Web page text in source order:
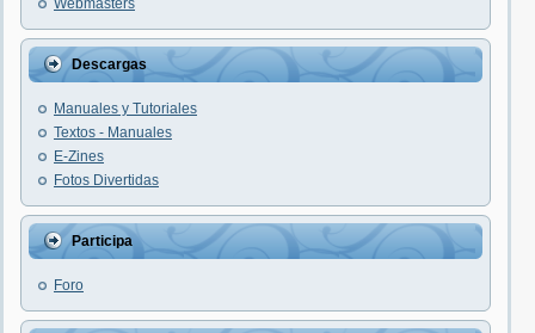
Webmasters
Descargas
Manuales y Tutoriales
Textos - Manuales
E-Zines
Fotos Divertidas
Participa
Foro